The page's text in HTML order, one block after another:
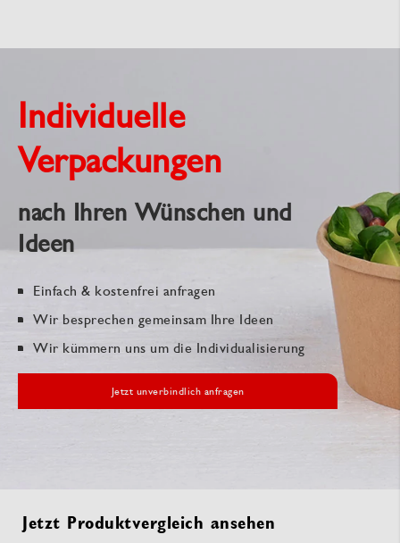
Individuelle
Verpackungen
nach Ihren Wünschen und
Ideen
Einfach & kostenfrei anfragen
Wir besprechen gemeinsam Ihre Ideen
Wir kümmern uns um die Individualisierung
Jetzt unverbindlich anfragen
Jetzt Produktvergleich ansehen